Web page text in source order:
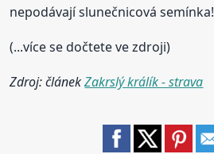
nepodávají slunečnicová semínka!
(...více se dočtete ve zdroji)
Zdroj: článekZakrslý králík - strava